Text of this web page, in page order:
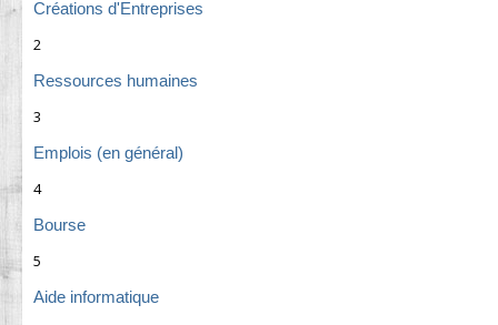
Créations d'Entreprises
2
Ressources humaines
3
Emplois (en général)
4
Bourse
5
Aide informatique